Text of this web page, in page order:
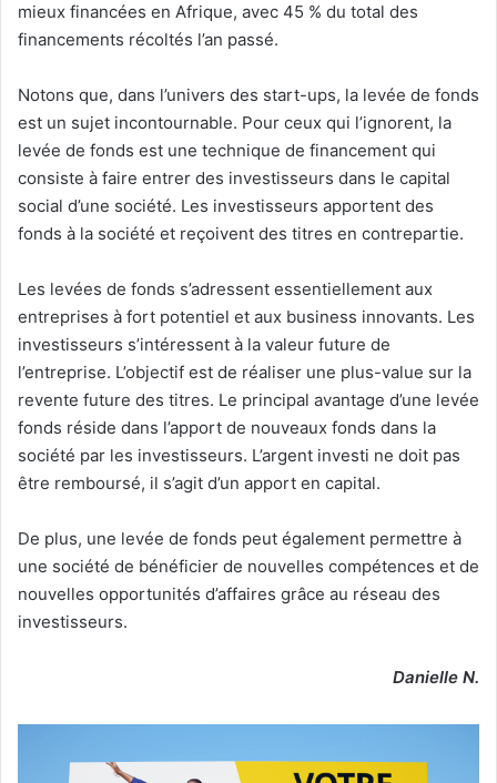
mieux financées en Afrique, avec 45 % du total des
financements récoltés l’an passé.
Notons que, dans l’univers des start-ups, la levée de fonds
est un sujet incontournable. Pour ceux qui l’ignorent, la
levée de fonds est une technique de financement qui
consiste à faire entrer des investisseurs dans le capital
social d’une société. Les investisseurs apportent des
fonds à la société et reçoivent des titres en contrepartie.
Les levées de fonds s’adressent essentiellement aux
entreprises à fort potentiel et aux business innovants. Les
investisseurs s’intéressent à la valeur future de
l’entreprise. L’objectif est de réaliser une plus-value sur la
revente future des titres. Le principal avantage d’une levée
fonds réside dans l’apport de nouveaux fonds dans la
société par les investisseurs. L’argent investi ne doit pas
être remboursé, il s’agit d’un apport en capital.
De plus, une levée de fonds peut également permettre à
une société de bénéficier de nouvelles compétences et de
nouvelles opportunités d’affaires grâce au réseau des
investisseurs.
Danielle N.